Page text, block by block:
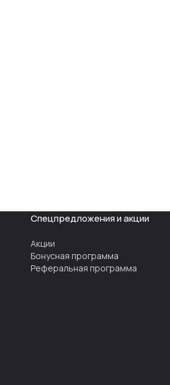
Спецпредложения и акции
Акции
Бонусная программа
Реферальная программа